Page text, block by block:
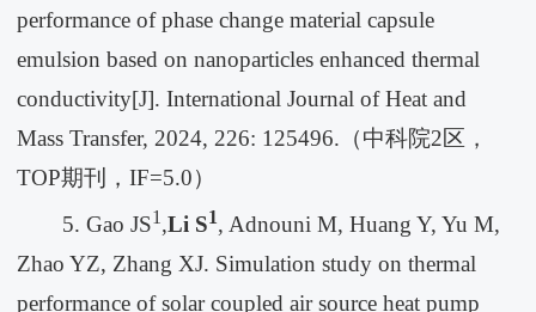
performance of phase change material capsule
emulsion based on nanoparticles enhanced thermal
conductivity[J]. International Journal of Heat and
Mass Transfer, 2024, 226: 125496.（中科院2区，
TOP期刊，IF=5.0）
5. Gao JS1 ,Li S1, Adnouni M, Huang Y, Yu M,
Zhao YZ, Zhang XJ. Simulation study on thermal
performance of solar coupled air source heat pump